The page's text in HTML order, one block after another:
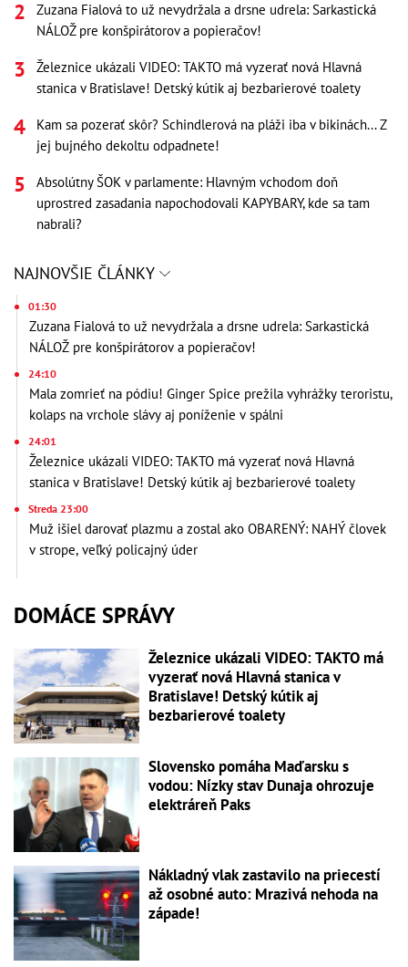
Zuzana Fialová to už nevydržala a drsne udrela: Sarkastická
NÁLOŽ pre konšpirátorov a popieračov!
Železnice ukázali VIDEO: TAKTO má vyzerať nová Hlavná
stanica v Bratislave! Detský kútik aj bezbarierové toalety
Kam sa pozerať skôr? Schindlerová na pláži iba v bikinách... Z
jej bujného dekoltu odpadnete!
Absolútny ŠOK v parlamente: Hlavným vchodom doň
uprostred zasadania napochodovali KAPYBARY, kde sa tam
nabrali?
NAJNOVŠIE ČLÁNKY
01:30
Zuzana Fialová to už nevydržala a drsne udrela: Sarkastická
NÁLOŽ pre konšpirátorov a popieračov!
24:10
Mala zomrieť na pódiu! Ginger Spice prežila vyhrážky teroristu,
kolaps na vrchole slávy aj poníženie v spálni
24:01
Železnice ukázali VIDEO: TAKTO má vyzerať nová Hlavná
stanica v Bratislave! Detský kútik aj bezbarierové toalety
Streda 23:00
Muž išiel darovať plazmu a zostal ako OBARENÝ: NAHÝ človek
v strope, veľký policajný úder
DOMÁCE SPRÁVY
Železnice ukázali VIDEO: TAKTO má
vyzerať nová Hlavná stanica v
Bratislave! Detský kútik aj
bezbarierové toalety
Slovensko pomáha Maďarsku s
vodou: Nízky stav Dunaja ohrozuje
elektráreň Paks
Nákladný vlak zastavilo na priecestí
až osobné auto: Mrazivá nehoda na
západe!